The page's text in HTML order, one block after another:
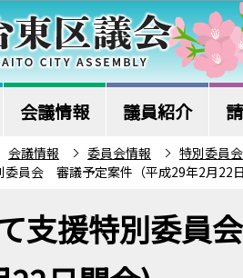
会議情報 議員紹介
会議情報 委員会情報 特別委員会
委員会 審議予定案件（平成29年2月22
支援特別委員